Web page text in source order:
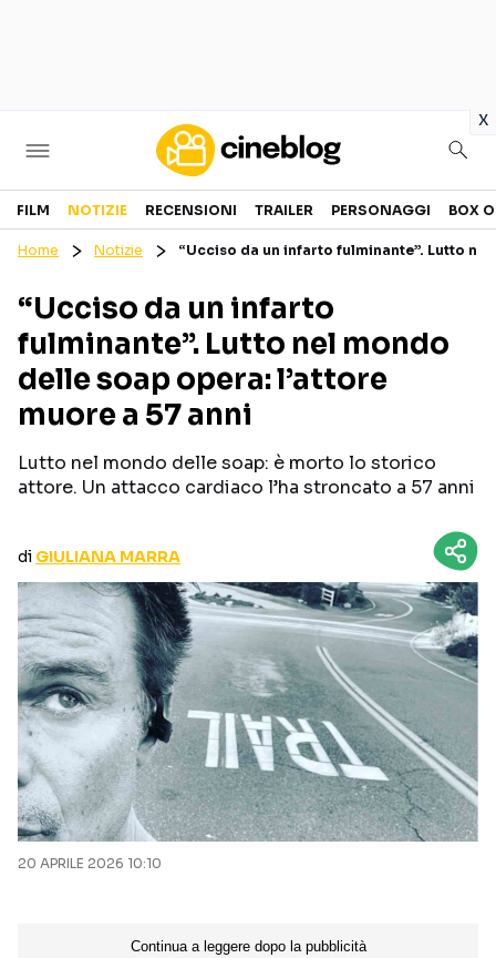
x
Cinema
GENERI
PERSONAGGI
CANALI STREAMING
Categorie
NOTIZIE
RECENSIONI
TRAILER
Seguici sui social
FILM NOTIZIE RECENSIONI TRAILER PERSONAGGI BOX
Home Notizie “Ucciso da un infarto fulminante”. Lutto
“Ucciso da un infarto
fulminante”. Lutto nel mondo
delle soap opera: l’attore
muore a 57 anni
Lutto nel mondo delle soap: è morto lo storico
attore. Un attacco cardiaco l’ha stroncato a 57 anni
di GIULIANA MARRA
20 APRILE 2026 10:10